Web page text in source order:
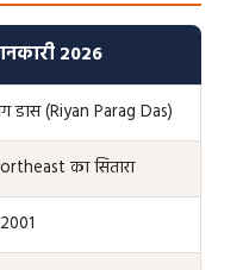
2026
डास (Riyan Parag Das)
का सितारा